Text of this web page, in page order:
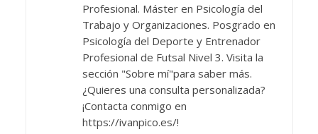
Profesional. Máster en Psicología del
Trabajo y Organizaciones. Posgrado en
Psicología del Deporte y Entrenador
Profesional de Futsal Nivel 3. Visita la
sección "Sobre mí"para saber más.
¿Quieres una consulta personalizada?
¡Contacta conmigo en
https://ivanpico.es/!